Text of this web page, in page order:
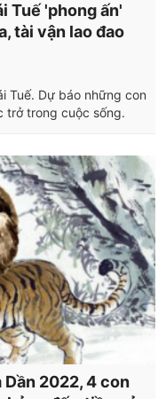
Tuế 'phong ấn'
tài vận lao đao
Tuế. Dự báo những con
trở trong cuộc sống.
Dần 2022, 4 con